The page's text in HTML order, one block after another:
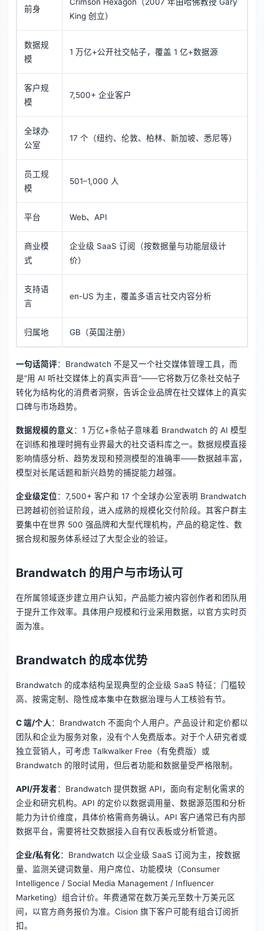
前身
Crimson Hexagon（2007 年由哈佛教授 Gary
King 创立）
数据规
模
1 万亿+公开社交帖子，覆盖 1 亿+数据源
客户规
模
7,500+ 企业客户
全球办
公室
17 个（纽约、伦敦、柏林、新加坡、悉尼等）
员工规
模
501–1,000 人
平台 Web、API
商业模
式
企业级 SaaS 订阅（按数据量与功能层级计
价）
支持语
言
en-US 为主，覆盖多语言社交内容分析
归属地 GB（英国注册）
一句话简评：Brandwatch 不是又一个社交媒体管理工具，而
是"用 AI 听社交媒体上的真实声音"——它将数万亿条社交帖子
转化为结构化的消费者洞察，告诉企业品牌在社交媒体上的真实
口碑与市场趋势。
数据规模的意义 ：1 万亿+条帖子意味着 Brandwatch 的 AI 模型
在训练和推理时拥有业界最大的社交语料库之一。数据规模直接
影响情感分析、趋势发现和预测模型的准确率——数据越丰富，
模型对长尾话题和新兴趋势的捕捉能力越强。
企业级定位：7,500+ 客户和 17 个全球办公室表明 Brandwatch
已跨越初创验证阶段，进入成熟的规模化交付阶段。其客户群主
要集中在世界 500 强品牌和大型代理机构，产品的稳定性、数
据合规和服务体系经过了大型企业的验证。
Brandwatch 的用户与市场认可
在所属领域逐步建立用户认知，产品能力被内容创作者和团队用
于提升工作效率。具体用户规模和行业采用数据，以官方实时页
面为准。
Brandwatch 的成本优势
Brandwatch 的成本结构呈现典型的企业级 SaaS 特征：门槛较
高、按需定制、隐性成本集中在数据治理与人工核验有节。
C 端/个人：Brandwatch 不面向个人用户。产品设计和定价都以
团队和企业为服务对象，没有个人免费版本。对于个人研究者或
独立营销人，可考虑 Talkwalker Free（有免费版）或
Brandwatch 的限时试用，但后者功能和数据量受严格限制。
API/开发者：Brandwatch 提供数据 API，面向有定制化需求的
企业和研究机构。API 的定价以数据调用量、数据源范围和分析
能力为计价维度，具体价格需商务确认。API 客户通常已有内部
数据平台，需要将社交数据接入自有仪表板或分析管道。
企业/私有化：Brandwatch 以企业级 SaaS 订阅为主，按数据
量、监测关键词数量、用户席位、功能模块（Consumer
Intelligence / Social Media Management / Influencer
Marketing）组合计价。年费通常在数万美元至数十万美元区
间，以官方商务报价为准。Cision 旗下客户可能有组合订阅折
扣。